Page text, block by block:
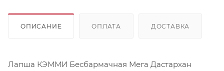
ОПИСАНИЕ ОПЛАТА ДОСТАВКА
Лапша КЭММИ Бесбармачная Мега Дастархан